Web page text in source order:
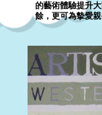
的藝術體驗提升
餘，更可為摰愛